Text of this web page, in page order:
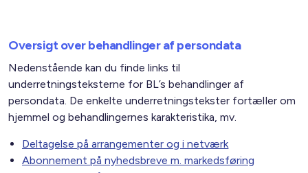
Oversigt over behandlinger af persondata
Nedenstående kan du finde links til
underretningsteksterne for BL’s behandlinger af
persondata. De enkelte underretningstekster fortæller om
hjemmel og behandlingernes karakteristika, mv.
Deltagelse på arrangementer og i netværk
Abonnement på nyhedsbreve m. markedsføring